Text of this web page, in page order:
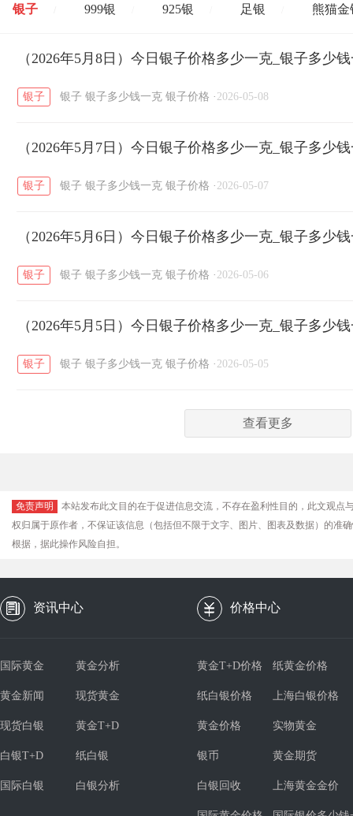
银子 999银 925银 足银 熊猫金
开国纪念币 大清银币 / 长城币 / 老
菜百 周生生 周大生
六福 / 金至尊 / 潮宏基 / 亚一金店
（2026年5月8日）今日银子价格多少一克_银子多少
银子 银子 银子多少钱一克 银子价格 · 2026-05-08
（2026年5月7日）今日银子价格多少一克_银子多少
银子 银子 银子多少钱一克 银子价格 · 2026-05-07
（2026年5月6日）今日银子价格多少一克_银子多少
银子 银子 银子多少钱一克 银子价格 · 2026-05-06
（2026年5月5日）今日银子价格多少一克_银子多少
银子 银子 银子多少钱一克 银子价格 · 2026-05-05
查看更多
免责声明
本站发布此文目的在于促进信息交流，不存在盈利性目的，此文观
权归属于原作者，不保证该信息（包括但不限于文字、图片、图表及数据）的准
根据，据此操作风险自担。
资讯中心 价格中心
国际黄金 黄金分析
黄金新闻 现货黄金
现货白银 黄金T+D
白银T+D 纸白银
国际白银 白银分析
黄金T+D价格 纸黄金价格
纸白银价格 上海白银价格
黄金价格 实物黄金
银币 黄金期货
白银回收 上海黄金金价